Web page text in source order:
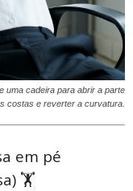
uma cadeira para abrir a parte
costas e reverter a curvatura.
em pé
🏋️